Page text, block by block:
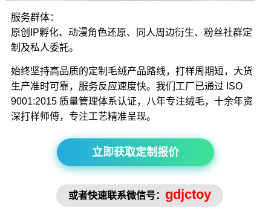
服务群体：
原创IP孵化、动漫角色还原、同人周边衍生、粉丝社群定
制及私人委託。
始终坚持高品质的定制毛绒产品路线，打样周期短，大货
生产准时可靠，服务反应速度快。我们工厂已通过 ISO
9001:2015 质量管理体系认证，八年专注绒毛，十余年资
深打样师傅，专注工艺精准呈现。
立即获取定制报价
或者快速联系微信号： gdjctoy